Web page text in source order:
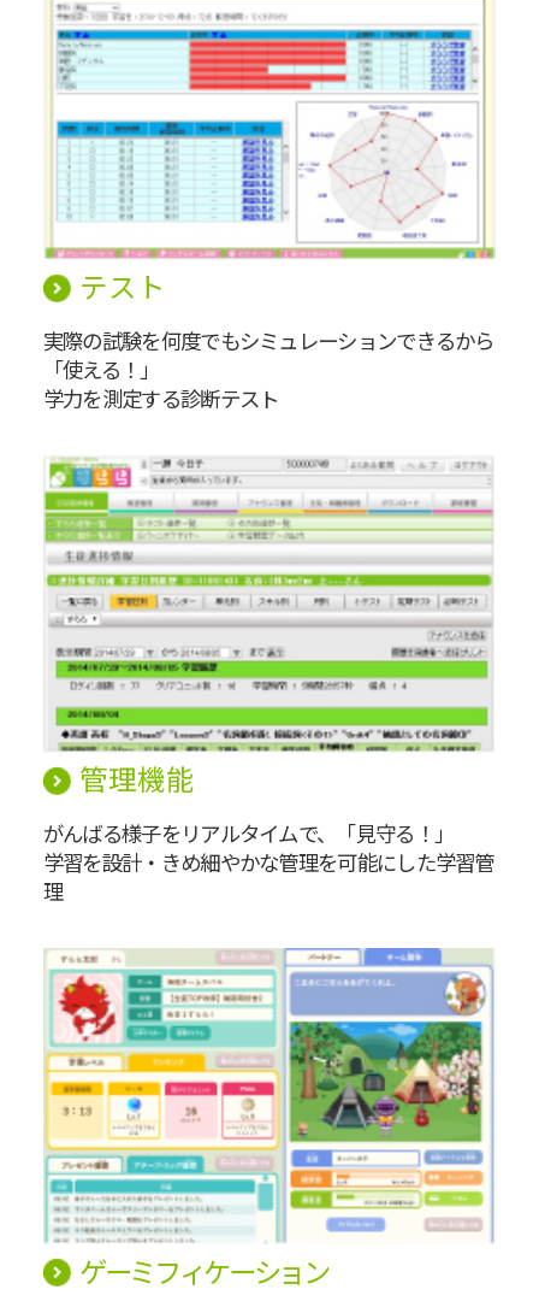
テスト
実際の試験を何度でもシミュレーションできるから
「使える！」
学力を測定する診断テスト
管理機能
がんばる様子をリアルタイムで、「見守る！」
学習を設計・きめ細やかな管理を可能にした学習管
理
ゲーミフィケーション